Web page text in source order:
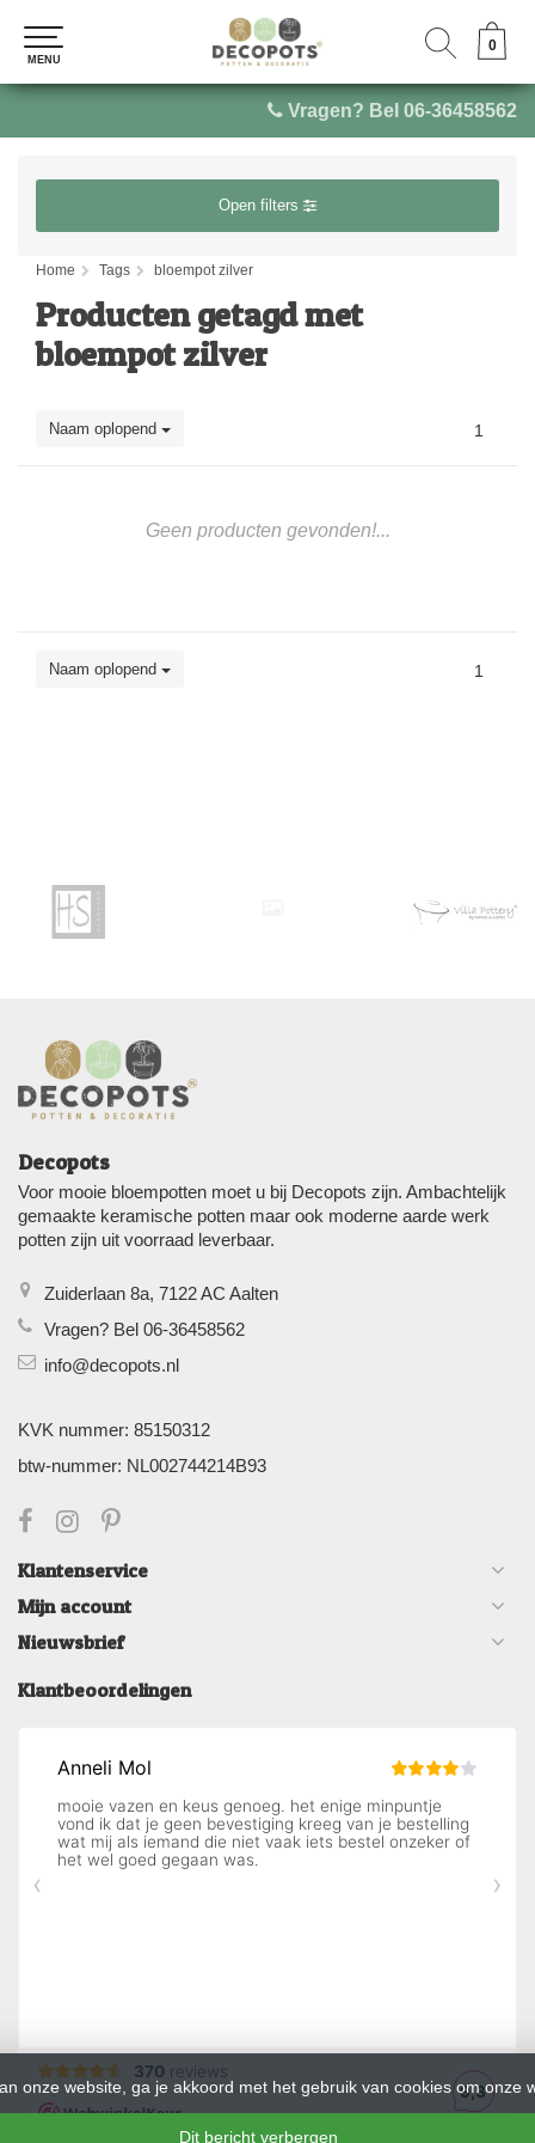
Vragen? Bel 06-36458562
0
MENU
0
MENU
Open filters
Home Tags bloempot zilver
Producten getagd met
bloempot zilver
Naam oplopend 1
Geen producten gevonden!...
Naam oplopend 1
Decopots
Voor mooie bloempotten moet u bij Decopots zijn. Ambachtelijk
gemaakte keramische potten maar ook moderne aarde werk
potten zijn uit voorraad leverbaar.
Zuiderlaan 8a, 7122 AC Aalten
Vragen? Bel 06-36458562
info@decopots.nl
KVK nummer: 85150312
btw-nummer: NL002744214B93
Klantenservice
Mijn account
Nieuwsbrief
Klantbeoordelingen
onze website, ga je akkoord met het gebruik van cookies om onze
Dit bericht verbergen